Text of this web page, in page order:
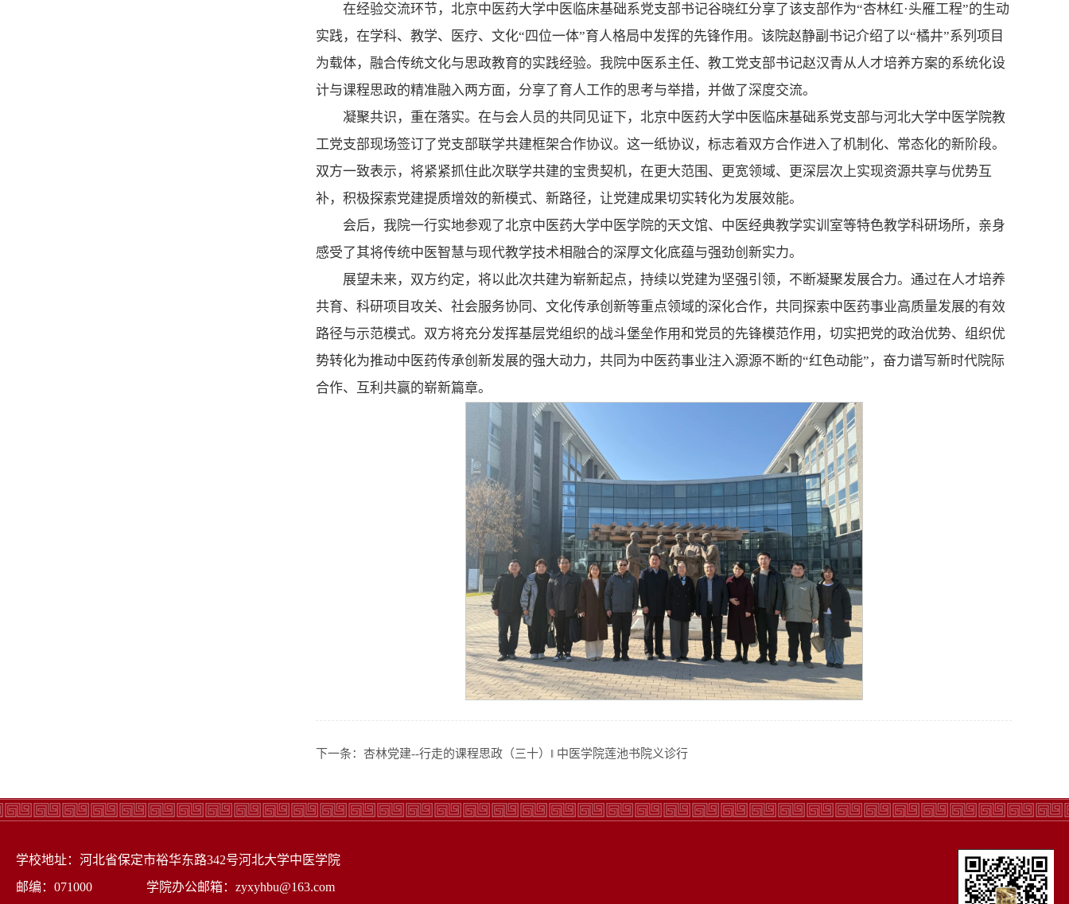
在经验交流环节，北京中医药大学中医临床基础系党支部书记谷晓红分享了该支部作为“杏林红·头雁工程”的生动
实践，在学科、教学、医疗、文化“四位一体”育人格局中发挥的先锋作用。该院赵静副书记介绍了以“橘井”系列项目
为载体，融合传统文化与思政教育的实践经验。我院中医系主任、教工党支部书记赵汉青从人才培养方案的系统化设
计与课程思政的精准融入两方面，分享了育人工作的思考与举措，并做了深度交流。
凝聚共识，重在落实。在与会人员的共同见证下，北京中医药大学中医临床基础系党支部与河北大学中医学院教
工党支部现场签订了党支部联学共建框架合作协议。这一纸协议，标志着双方合作进入了机制化、常态化的新阶段。
双方一致表示，将紧紧抓住此次联学共建的宝贵契机，在更大范围、更宽领域、更深层次上实现资源共享与优势互
补，积极探索党建提质增效的新模式、新路径，让党建成果切实转化为发展效能。
会后，我院一行实地参观了北京中医药大学中医学院的天文馆、中医经典教学实训室等特色教学科研场所，亲身
感受了其将传统中医智慧与现代教学技术相融合的深厚文化底蕴与强劲创新实力。
展望未来，双方约定，将以此次共建为崭新起点，持续以党建为坚强引领，不断凝聚发展合力。通过在人才培养
共育、科研项目攻关、社会服务协同、文化传承创新等重点领域的深化合作，共同探索中医药事业高质量发展的有效
路径与示范模式。双方将充分发挥基层党组织的战斗堡垒作用和党员的先锋模范作用，切实把党的政治优势、组织优
势转化为推动中医药传承创新发展的强大动力，共同为中医药事业注入源源不断的“红色动能”，奋力谱写新时代院际
合作、互利共赢的崭新篇章。
下一条： 杏林党建--行走的课程思政（三十）‖ 中医学院莲池书院义诊行
学校地址：河北省保定市裕华东路342号河北大学中医学院
邮编：071000 学院办公邮箱：zyxyhbu@163.com